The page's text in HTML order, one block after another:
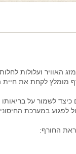
האוויר ועלולות
מומלץ לקחת את
כיצד לשמור על
לפגוע במערכת
החורף: